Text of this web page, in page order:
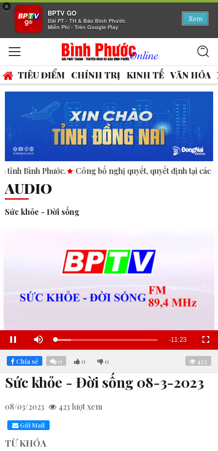
×
BPTV GO
Đài PT - TH & Báo Bình Phước
Miễn Phí - Trên Google Play
Xem
TIÊU ĐIỂM CHÍNH TRỊ KINH TẾ VĂN HÓA
Phước. Công bố nghị quyết, quyết định tại các xã, phường.
AUDIO
Sức khỏe - Đời sống
Pause Mute Loaded:
15.32%
Remaining
-11:22
Chia sẻ 0 0 0 423
Sức khỏe - Đời sống 08-3-2023
08/03/2023 423 lượt xem
Gửi Mail
TỪ KHÓA